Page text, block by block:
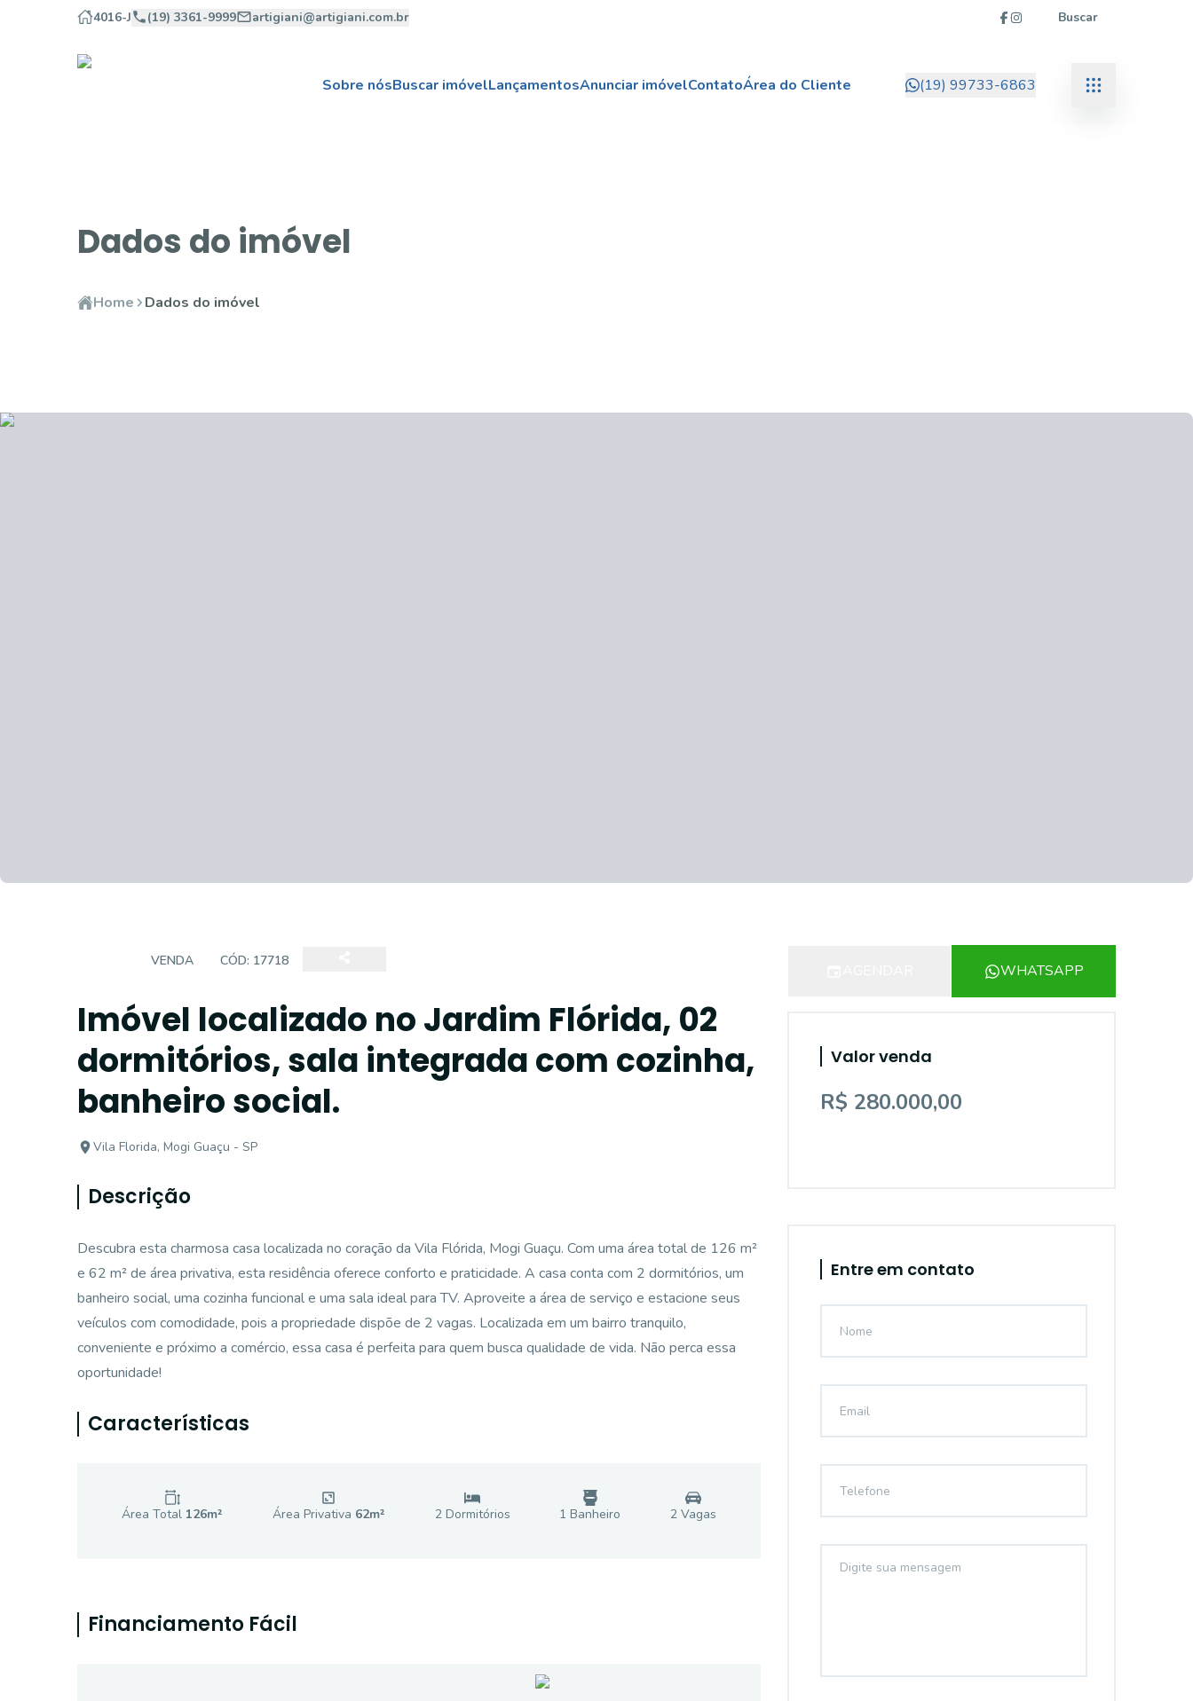
4016-J (19) 3361-9999 artigiani@artigiani.com.br Buscar
Sobre nósBuscar imóvelLançamentosAnunciar imóvelContatoÁrea do Cliente (19) 99733-6863
Dados do imóvel
Home Dados do imóvel
VENDA CÓD: 17718
Imóvel localizado no Jardim Flórida, 02
dormitórios, sala integrada com cozinha,
banheiro social.
Vila Florida, Mogi Guaçu - SP
Descrição
Descubra esta charmosa casa localizada no coração da Vila Flórida, Mogi Guaçu. Com uma área total de 126 m²
e 62 m² de área privativa, esta residência oferece conforto e praticidade. A casa conta com 2 dormitórios, um
banheiro social, uma cozinha funcional e uma sala ideal para TV. Aproveite a área de serviço e estacione seus
veículos com comodidade, pois a propriedade dispõe de 2 vagas. Localizada em um bairro tranquilo,
conveniente e próximo a comércio, essa casa é perfeita para quem busca qualidade de vida. Não perca essa
oportunidade!
Características
Área Total 126m² Área Privativa 62m² 2Dormitórios 1 Banheiro 2 Vagas
Financiamento Fácil
WHATSAPP
Valor venda
R$ 280.000,00
Entre em contato